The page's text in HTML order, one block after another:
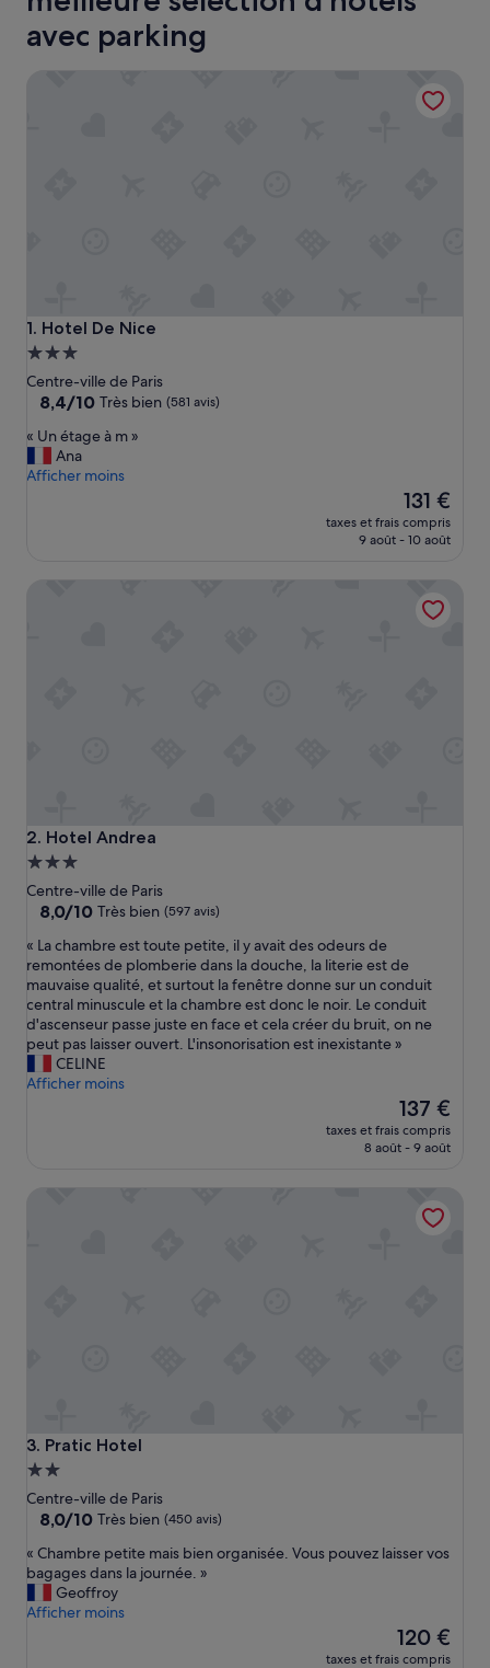
avec parking
1. Hotel De Nice
Hotel De Nice
Hébergement
3.0 étoiles
Centre-ville de Paris
8.4
10,
Très
bien,
8,4/10 Très bien (581 avis)
«
n
« Un étage à m »
Ana
Afficher moins
Le
nouveau
prix
131 €
131 €
taxes et frais compris
9 août - 10 août
2. Hotel Andrea
Hotel Andrea
Hébergement
3.0 étoiles
Centre-ville de Paris
8.0
10,
Très
bien,
(597 avis)
8,0/10 Très bien (597 avis)
«
L
a
c
h
a
b
i
l
y
a
i
t
e
« La chambre est toute petite, il y avait des odeurs de
remontées de plomberie dans la douche, la literie est de
mauvaise qualité, et surtout la fenêtre donne sur un conduit
central minuscule et la chambre est donc le noir. Le conduit
d'ascenseur passe juste en face et cela créer du bruit, on ne
peut pas laisser ouvert. L'insonorisation est inexistante »
CELINE
Afficher moins
Le
nouveau
prix
137 €
137 €
taxes et frais compris
8 août - 9 août
3. Pratic Hotel
Pratic Hotel
Hébergement
2.0 étoiles
Centre-ville de Paris
8.0
10,
Très
bien,
(450 avis)
8,0/10 Très bien (450 avis)
«
C
a
« Chambre petite mais bien organisée. Vous pouvez laisser vos
bagages dans la journée. »
Geoffroy
Afficher moins
Le
nouveau
120 €
taxes et frais compris